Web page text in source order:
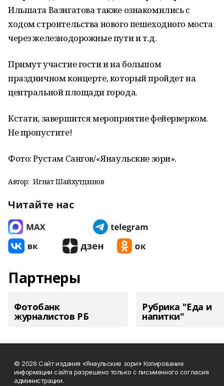
Ильшата Вазигатова также ознакомились с
ходом строительства нового пешеходного моста
через железнодорожные пути и т.д.
Примут участие гости и на большом
праздничном концерте, который пройдет на
центральной площади города.
Кстати, завершится мероприятие фейерверком.
Не пропустите!
Фото: Рустам Сангов/«Янаульские зори».
Автор: Игнат Шайхутдинов
Читайте нас
Партнеры
Фотобанк
журналистов РБ
Рубрика "Еда и
напитки"
© 2026 Сайт издания «Янаульские зори» Копирование
информации сайта разрешено только с письменного согласия
администрации.